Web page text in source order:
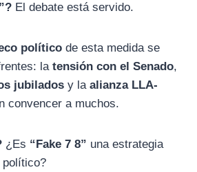
El debate está servido.
político de esta medida se
la tensión con el Senado,
jubilados y la alianza LLA-
convencer a muchos.
¿Es “Fake 7 8” una estrategia
político?